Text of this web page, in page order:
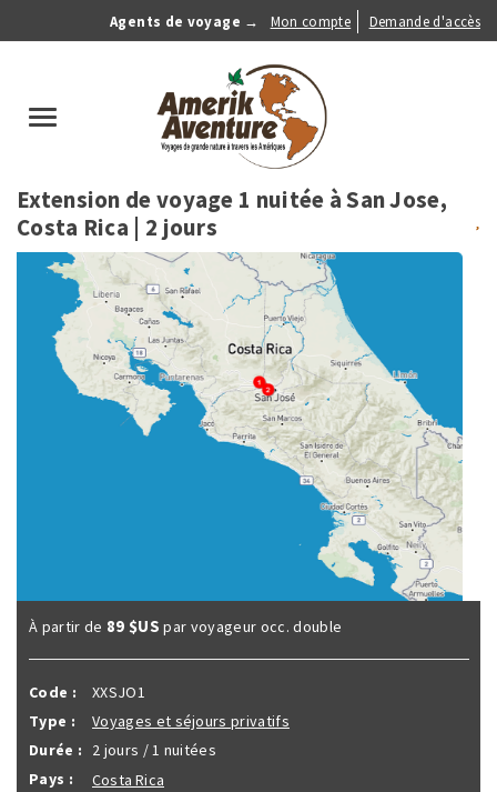
Agents de voyage →
Anonymous
Menu
Mon compte Demande d'accès
Toggle
Extension de voyage 1 nuitée à San Jose,
Costa Rica | 2 jours
À partir de 89 $US par voyageur occ. double
Code :
XXSJO1
Type :
Voyages et séjours privatifs
Durée :
2 jours / 1 nuitées
Pays :
Costa Rica